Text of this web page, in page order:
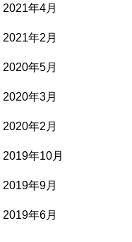
2021年4月
2021年2月
2020年5月
2020年3月
2020年2月
2019年10月
2019年9月
2019年6月